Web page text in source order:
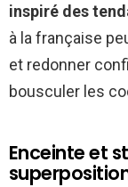
inspiré des
à la française
et redonner
bousculer les
Enceinte et